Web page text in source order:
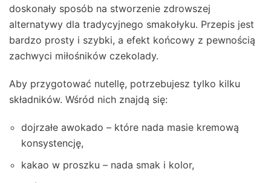
doskonały sposób na stworzenie zdrowszej
alternatywy dla tradycyjnego smakołyku. Przepis jest
bardzo prosty i szybki, a efekt końcowy z pewnością
zachwyci miłośników czekolady.
Aby przygotować nutellę, potrzebujesz tylko kilku
składników. Wśród nich znajdą się:
dojrzałe awokado – które nada masie kremową
konsystencję,
kakao w proszku – nada smak i kolor,